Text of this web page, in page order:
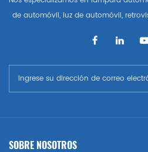
de automóvil, luz de automóvil,
automático, parte del cuerpo
Benz,
SOBRE NOSOTROS